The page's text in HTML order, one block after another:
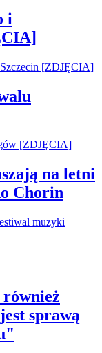
i
na letni
Chorin
również
sprawą